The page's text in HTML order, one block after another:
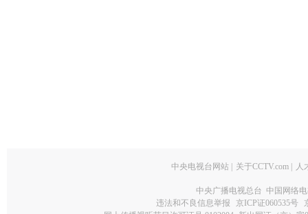
中央电视台网站 | 关于CCTV.com | 人
中央广播电视总台 中国网络
违法和不良信息举报
京ICP证060535号